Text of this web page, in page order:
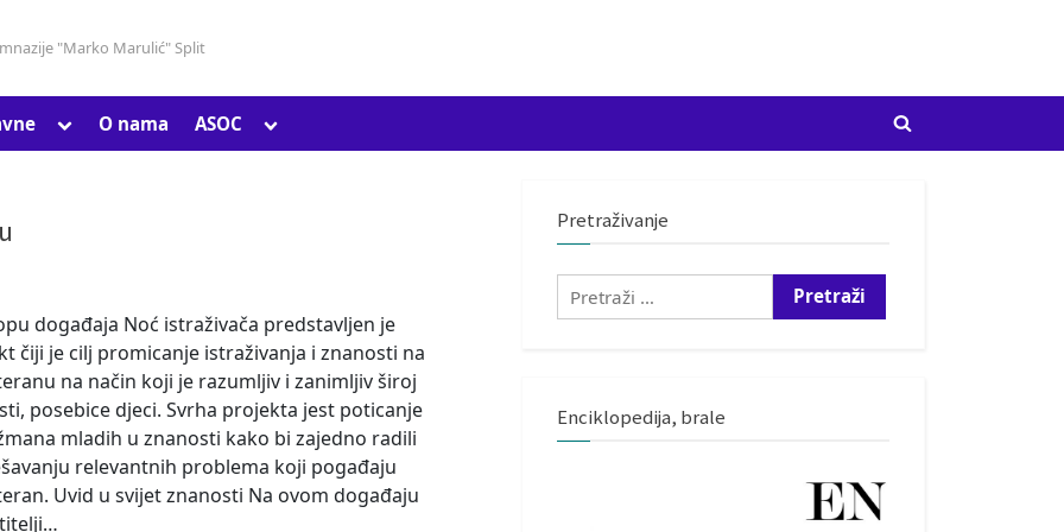
"Marko Marulić" Split
Toggle
menu
Toggle
sub-
O nama ASOC
Toggle
sub-
Toggle
događaja Noć istraživača predstavljen je
čiji je cilj promicanje istraživanja i znanosti na
na način koji je razumljiv i zanimljiv široj
posebice djeci. Svrha projekta jest poticanje
mladih u znanosti kako bi zajedno radili
relevantnih problema koji pogađaju
Uvid u svijet znanosti Na ovom događaju
Pretraživanje
Pretraži:
Enciklopedija, brale